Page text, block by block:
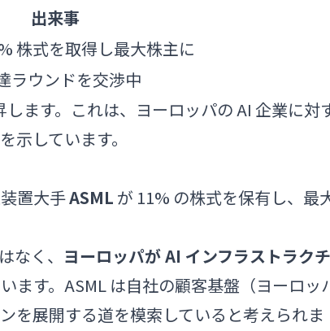
出来事
株式を取得し最大株主に
ラウンドを交渉中
ます。これは、ヨーロッパの AI 企業に対
示しています。
置大手ASML が 11% の株式を保有し、最
なく、 ヨーロッパが AI インフラストラクチ
ます。ASML は自社の顧客基盤（ヨーロッ
を展開する道を模索していると考えられま